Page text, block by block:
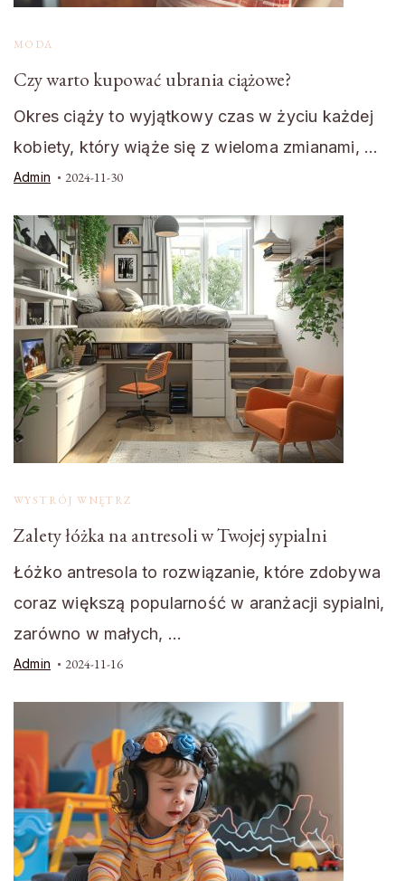
MODA
Czy warto kupować ubrania ciążowe?
Okres ciąży to wyjątkowy czas w życiu każdej
kobiety, który wiąże się z wieloma zmianami, …
Admin 2024-11-30
WYSTRÓJ WNĘTRZ
Zalety łóżka na antresoli w Twojej sypialni
Łóżko antresola to rozwiązanie, które zdobywa
coraz większą popularność w aranżacji sypialni,
zarówno w małych, …
Admin 2024-11-16